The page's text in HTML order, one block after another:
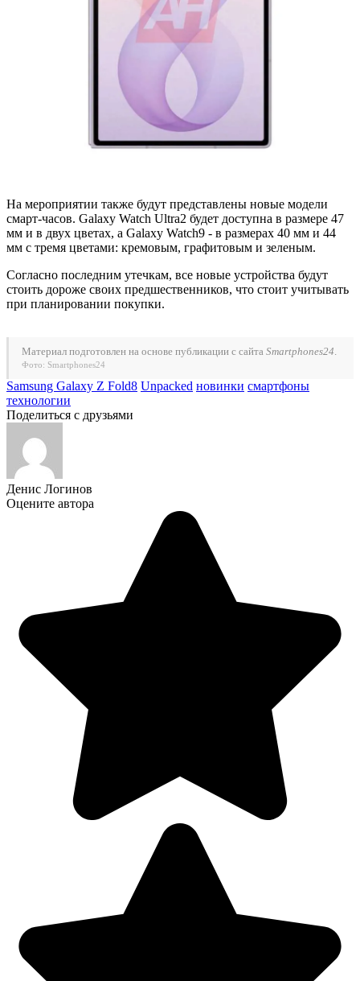
На мероприятии также будут представлены новые модели
смарт-часов. Galaxy Watch Ultra2 будет доступна в размере 47
мм и в двух цветах, а Galaxy Watch9 - в размерах 40 мм и 44
мм с тремя цветами: кремовым, графитовым и зеленым.
Согласно последним утечкам, все новые устройства будут
стоить дороже своих предшественников, что стоит учитывать
при планировании покупки.
Материал подготовлен на основе публикации с сайта Smartphones24
Фото: Smartphones24
Samsung Galaxy Z Fold8 Unpacked новинки смартфоны
технологии
Поделиться с друзьями
Денис Логинов
Оцените автора